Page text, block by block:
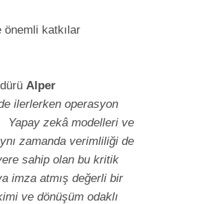
önemli katkılar
Alper
ilerlerken operasyon
Yapay zekâ modelleri ve
zamanda verimliliği de
sahip olan bu kritik
imza atmış değerli bir
ve dönüşüm odaklı